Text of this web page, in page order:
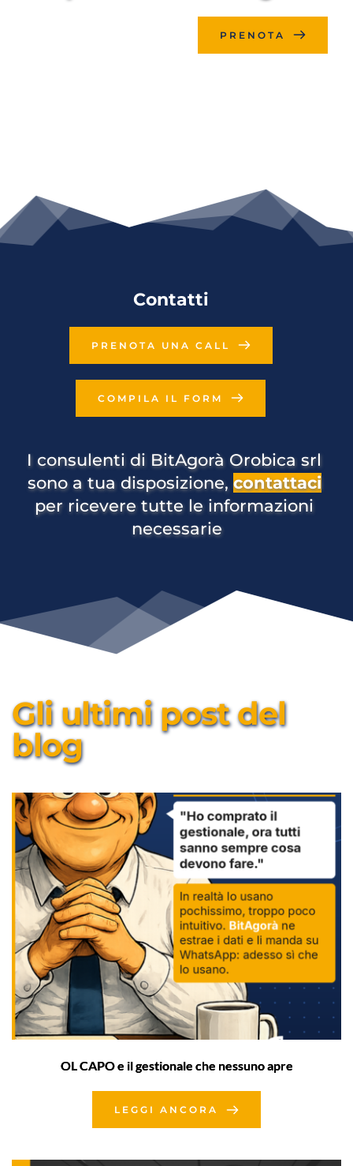
PRENOTA
Contatti
PRENOTA UNA CALL
COMPILA IL FORM
I consulenti di BitAgorà Orobica srl
sono a tua disposizione, contattaci
per ricevere tutte le informazioni
necessarie
Gli ultimi post del
blog
OL CAPO e il gestionale che nessuno apre
LEGGI ANCORA